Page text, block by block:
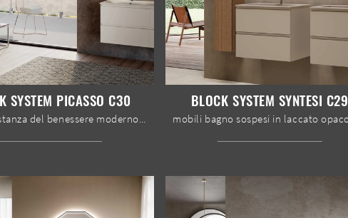
SYSTEM PICASSO C30
Arreda la stanza del benessere moderno perfettamente con Block System Picasso C30, mobili bagno sospesi e accessori in laccato opaco di Baxar.
BLOCK SYSTEM SYNTESI C29